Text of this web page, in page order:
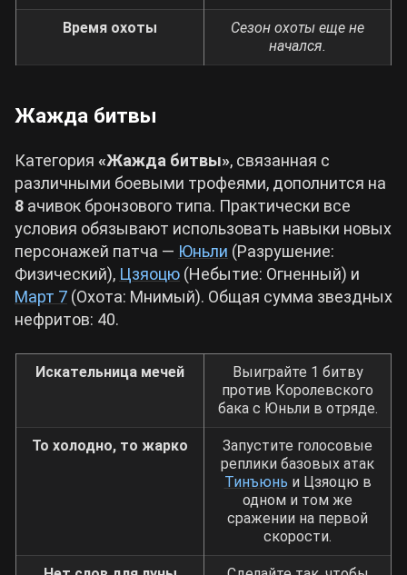
Время охоты
Сезон охоты еще не
начался.
Жажда битвы
Категория «Жажда битвы», связанная с
различными боевыми трофеями, дополнится на
8 ачивок бронзового типа. Практически все
условия обязывают использовать навыки новых
персонажей патча — Юньли (Разрушение:
Физический), Цзяоцю (Небытие: Огненный) и
Март 7 (Охота: Мнимый). Общая сумма звездных
нефритов: 40.
Искательница мечей
Выиграйте 1 битву
против Королевского
бака с Юньли в отряде.
То холодно, то жарко
Запустите голосовые
реплики базовых атак
Тинъюнь и Цзяоцю в
одном и том же
сражении на первой
скорости.